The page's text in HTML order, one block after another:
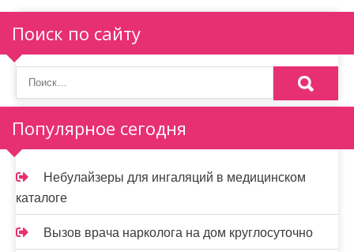
и
я
п
о
з
а
п
и
Поиск по сайту
Популярное сегодня
Небулайзеры для ингаляций в медицинском
каталоге
Вызов врача нарколога на дом круглосуточно